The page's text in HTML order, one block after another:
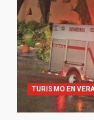
TURISMO EN